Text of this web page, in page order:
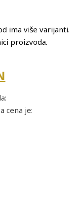
ima više varijanti.
proizvoda.
cena je: